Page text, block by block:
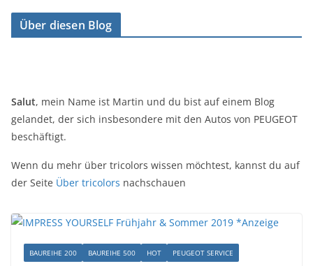
Über diesen Blog
Salut, mein Name ist Martin und du bist auf einem Blog
gelandet, der sich insbesondere mit den Autos von PEUGEOT
beschäftigt.
Wenn du mehr über tricolors wissen möchtest, kannst du auf
der Seite Über tricolors nachschauen
BAUREIHE 200 BAUREIHE 500 HOT PEUGEOT SERVICE